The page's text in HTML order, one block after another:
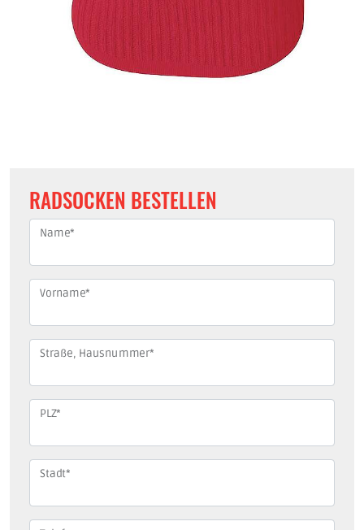
RADSOCKEN BESTELLEN
Name*
Vorname*
Straße, Hausnummer*
PLZ*
Stadt*